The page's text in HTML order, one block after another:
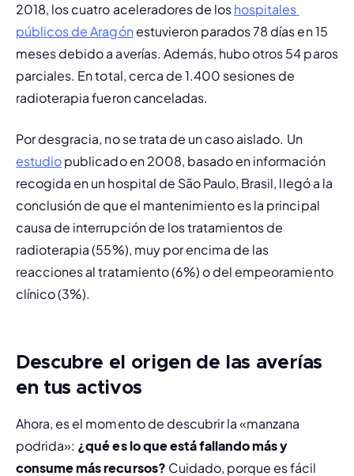
2018, los cuatro aceleradores de los hospitales
públicos de Aragón estuvieron parados 78 días en 15
meses debido a averías. Además, hubo otros 54 paros
parciales. En total, cerca de 1.400 sesiones de
radioterapia fueron canceladas.
Por desgracia, no se trata de un caso aislado. Un
estudio publicado en 2008, basado en información
recogida en un hospital de São Paulo, Brasil, llegó a la
conclusión de que el mantenimiento es la principal
causa de interrupción de los tratamientos de
radioterapia (55%), muy por encima de las
reacciones al tratamiento (6%) o del empeoramiento
clínico (3%).
Descubre el origen de las averías
en tus activos
Ahora, es el momento de descubrir la «manzana
podrida»: ¿qué es lo que está fallando más y
consume más recursos? Cuidado, porque es fácil